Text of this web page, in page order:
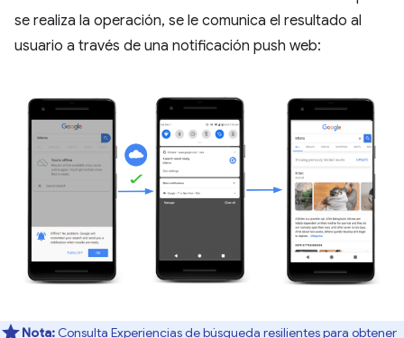
se realiza la operación, se le comunica el resultado al
usuario a través de una notificación push web:
Nota: Consulta Experiencias de búsqueda resilientespara obtener